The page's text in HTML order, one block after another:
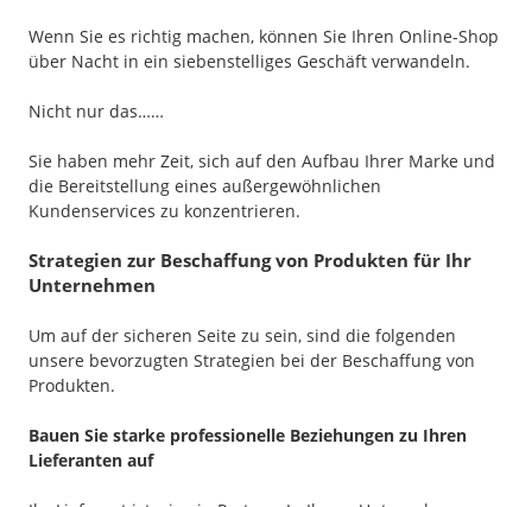
Wenn Sie es richtig machen, können Sie Ihren Online-Shop
über Nacht in ein siebenstelliges Geschäft verwandeln.
Nicht nur das……
Sie haben mehr Zeit, sich auf den Aufbau Ihrer Marke und
die Bereitstellung eines außergewöhnlichen
Kundenservices zu konzentrieren.
Strategien zur Beschaffung von Produkten für Ihr
Unternehmen
Um auf der sicheren Seite zu sein, sind die folgenden
unsere bevorzugten Strategien bei der Beschaffung von
Produkten.
Bauen Sie starke professionelle Beziehungen zu Ihren
Lieferanten auf